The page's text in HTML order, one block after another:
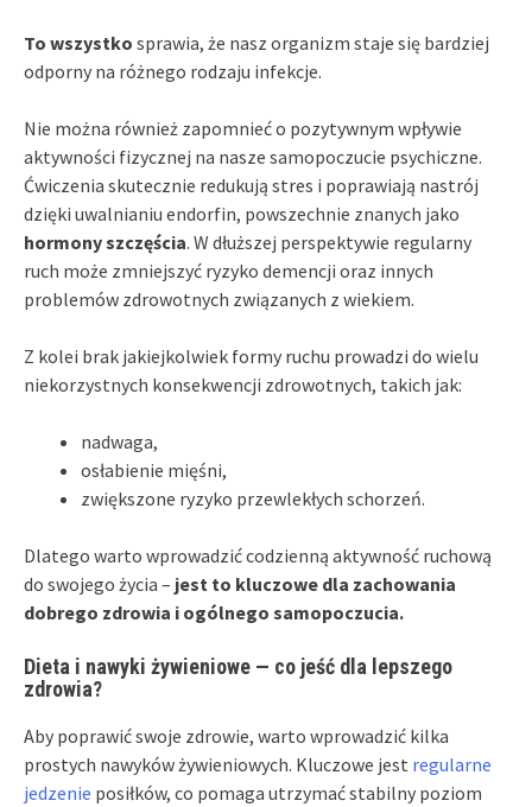
To wszystko sprawia, że nasz organizm staje się bardziej
odporny na różnego rodzaju infekcje.
Nie można również zapomnieć o pozytywnym wpływie
aktywności fizycznej na nasze samopoczucie psychiczne.
Ćwiczenia skutecznie redukują stres i poprawiają nastrój
dzięki uwalnianiu endorfin, powszechnie znanych jako
hormony szczęścia. W dłuższej perspektywie regularny
ruch może zmniejszyć ryzyko demencji oraz innych
problemów zdrowotnych związanych z wiekiem.
Z kolei brak jakiejkolwiek formy ruchu prowadzi do wielu
niekorzystnych konsekwencji zdrowotnych, takich jak:
nadwaga,
osłabienie mięśni,
zwiększone ryzyko przewlekłych schorzeń.
Dlatego warto wprowadzić codzienną aktywność ruchową
do swojego życia – jest to kluczowe dla zachowania
dobrego zdrowia i ogólnego samopoczucia.
Dieta i nawyki żywieniowe — co jeść dla lepszego
zdrowia?
Aby poprawić swoje zdrowie, warto wprowadzić kilka
prostych nawyków żywieniowych. Kluczowe jest regularne
jedzenie posiłków, co pomaga utrzymać stabilny poziom